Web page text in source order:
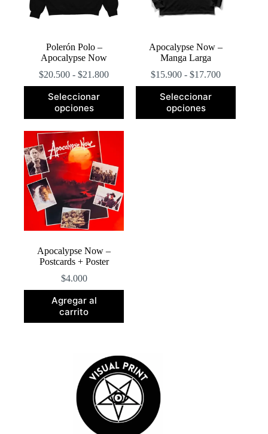
página
Polerón Polo –
Apocalypse Now
$20.500 - $21.800Rango
de
$20.500
Seleccionar
opciones
Este
producto
tiene
variantes.
Las
opciones
se
pueden
elegir
en
la
página
de
Apocalypse Now –
Manga Larga
$15.900 - $17.700Rango
de
$15.900
Seleccionar
opciones
Este
producto
tiene
Apocalypse Now –
Postcards + Poster
$4.000
Agregar al
carrito